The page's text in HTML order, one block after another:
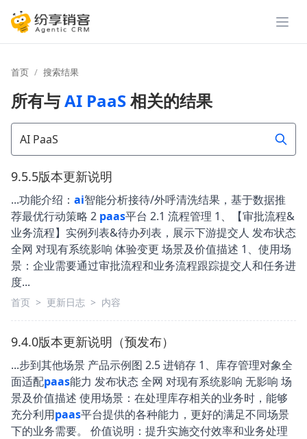
展开
首页 搜索结果
所有与AI PaaS相关的结果
9.5.5版本更新说明
...功能介绍： ai智能分析接待/外呼清洗结果，基于数据推
荐最优行动策略 2 paas平台 2.1 流程管理 1、【审批流程&
业务流程】实例列表&待办列表，展示下游提交人 发布状态
全网 对现有系统影响 体验变更 场景及价值描述 1、使用场
景：企业需要通过审批流程和业务流程跟踪提交人和任务进
度...
首页 > 更新日志 > 内容
9.4.0版本更新说明（预发布）
...步到其他场景 产品示例图 2.5 进销存 1、库存管理对象全
面适配paas能力 发布状态 全网 对现有系统影响 无影响 场
景及价值描述 使用场景：在处理库存相关的业务时，能够
充分利用paas平台提供的各种能力，更好的满足不同场景
下的业务需要。 价值说明：提升实施交付效率和业务处理